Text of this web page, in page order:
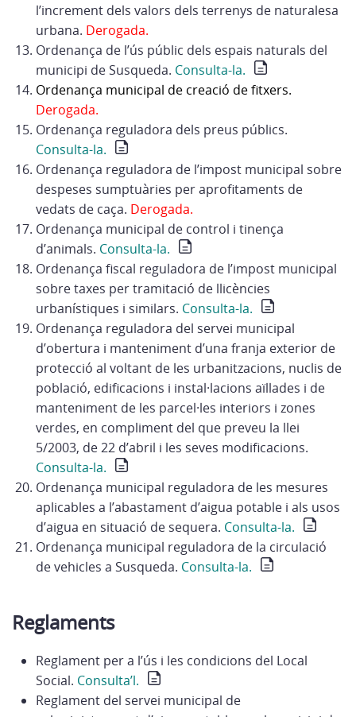
l’increment dels valors dels terrenys de naturalesa
urbana. Derogada.
Ordenança de l’ús públic dels espais naturals del
municipi de Susqueda. Consulta-la.
Ordenança municipal de creació de fitxers.
Derogada.
Ordenança reguladora dels preus públics.
Consulta-la.
Ordenança reguladora de l’impost municipal sobre
despeses sumptuàries per aprofitaments de
vedats de caça. Derogada.
Ordenança municipal de control i tinença
d’animals. Consulta-la.
Ordenança fiscal reguladora de l’impost municipal
sobre taxes per tramitació de llicències
urbanístiques i similars. Consulta-la.
Ordenança reguladora del servei municipal
d’obertura i manteniment d’una franja exterior de
protecció al voltant de les urbanitzacions, nuclis de
població, edificacions i instal·lacions aïllades i de
manteniment de les parcel·les interiors i zones
verdes, en compliment del que preveu la llei
5/2003, de 22 d’abril i les seves modificacions.
Consulta-la.
Ordenança municipal reguladora de les mesures
aplicables a l’abastament d’aigua potable i als usos
d’aigua en situació de sequera. Consulta-la.
Ordenança municipal reguladora de la circulació
de vehicles a Susqueda. Consulta-la.
Reglaments
Reglament per a l’ús i les condicions del Local
Social. Consulta’l.
Reglament del servei municipal de